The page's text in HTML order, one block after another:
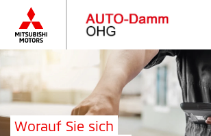
Worauf Sie sich